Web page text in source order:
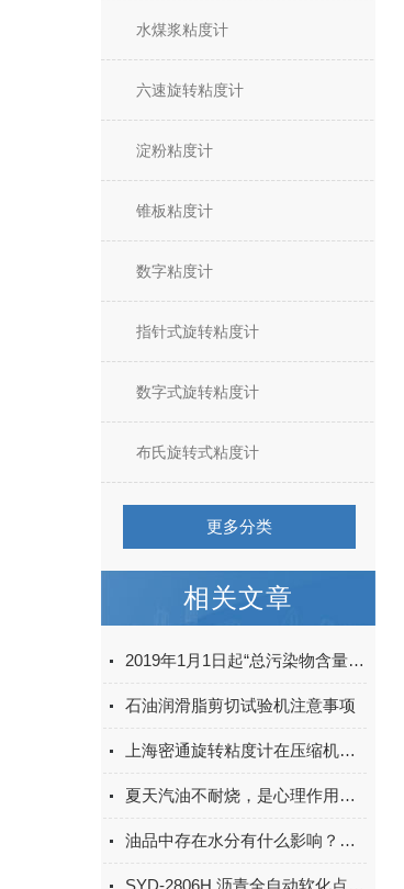
水煤浆粘度计
六速旋转粘度计
淀粉粘度计
锥板粘度计
数字粘度计
指针式旋转粘度计
数字式旋转粘度计
布氏旋转式粘度计
更多分类
相关文章
2019年1月1日起“总污染物含量”成为车用柴油必检指标
石油润滑脂剪切试验机注意事项
上海密通旋转粘度计在压缩机油中的应用
夏天汽油不耐烧，是心理作用还是？
油品中存在水分有什么影响？怎么检测微量水分的测定
SYD-2806H 沥青全自动软化点试验器技术特点